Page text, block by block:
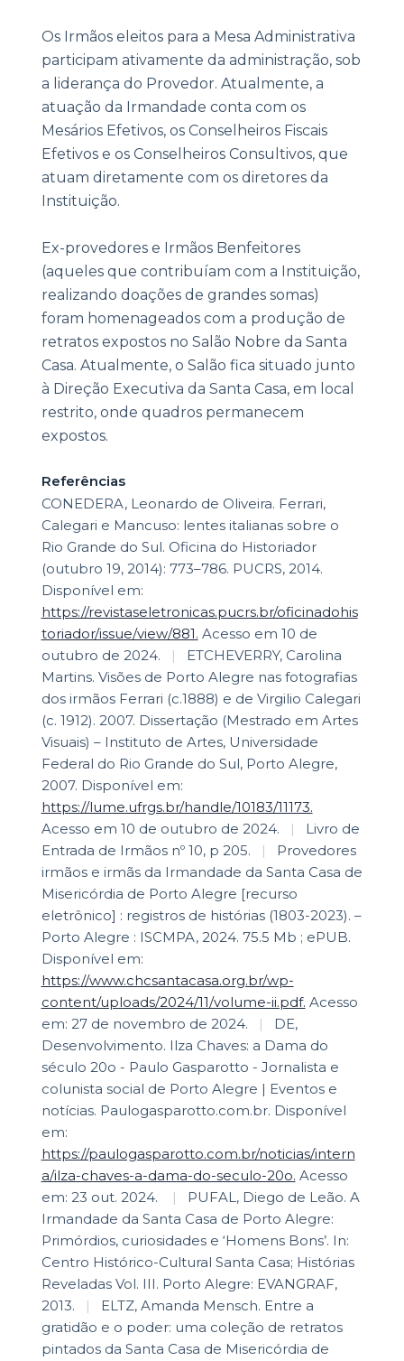
Os Irmãos eleitos para a Mesa Administrativa
participam ativamente da administração, sob
a liderança do Provedor. Atualmente, a
atuação da Irmandade conta com os
Mesários Efetivos, os Conselheiros Fiscais
Efetivos e os Conselheiros Consultivos, que
atuam diretamente com os diretores da
Instituição.
Ex-provedores e Irmãos Benfeitores
(aqueles que contribuíam com a Instituição,
realizando doações de grandes somas)
foram homenageados com a produção de
retratos expostos no Salão Nobre da Santa
Casa. Atualmente, o Salão fica situado junto
à Direção Executiva da Santa Casa, em local
restrito, onde quadros permanecem
expostos.
Referências
CONEDERA, Leonardo de Oliveira. Ferrari,
Calegari e Mancuso: lentes italianas sobre o
Rio Grande do Sul. Oficina do Historiador
(outubro 19, 2014): 773–786. PUCRS, 2014.
Disponível em:
https://revistaseletronicas.pucrs.br/oficinadohis
toriador/issue/view/881. Acesso em 10 de
outubro de 2024.
|
ETCHEVERRY, Carolina
Martins. Visões de Porto Alegre nas fotografias
dos irmãos Ferrari (c.1888) e de Virgilio Calegari
(c. 1912). 2007. Dissertação (Mestrado em Artes
Visuais) – Instituto de Artes, Universidade
Federal do Rio Grande do Sul, Porto Alegre,
2007. Disponível em:
https://lume.ufrgs.br/handle/10183/11173.
Acesso em 10 de outubro de 2024.
|
Livro de
Entrada de Irmãos nº 10, p 205.
|
Provedores
irmãos e irmãs da Irmandade da Santa Casa de
Misericórdia de Porto Alegre [recurso
eletrônico] : registros de histórias (1803-2023). –
Porto Alegre : ISCMPA, 2024. 75.5 Mb ; ePUB.
Disponível em:
https://www.chcsantacasa.org.br/wp-
content/uploads/2024/11/volume-ii.pdf. Acesso
em: 27 de novembro de 2024.
|
DE,
Desenvolvimento. Ilza Chaves: a Dama do
século 20o - Paulo Gasparotto - Jornalista e
colunista social de Porto Alegre | Eventos e
notícias. Paulogasparotto.com.br. Disponível
em:
https://paulogasparotto.com.br/noticias/intern
a/ilza-chaves-a-dama-do-seculo-20o. Acesso
|
PUFAL, Diego de Leão. A
Irmandade da Santa Casa de Porto Alegre:
Primórdios, curiosidades e ‘Homens Bons’. In:
Centro Histórico-Cultural Santa Casa; Histórias
Reveladas Vol. III. Porto Alegre: EVANGRAF,
2013.
|
ELTZ, Amanda Mensch. Entre a
gratidão e o poder: uma coleção de retratos
pintados da Santa Casa de Misericórdia de